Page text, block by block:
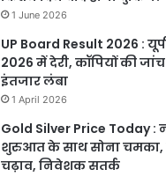
1 June 2026
UP Board Result 2026 :
2026 में देरी, कॉपियों की जांच
इंतजार लंबा
1 April 2026
Gold Silver Price Today :
शुरुआत के साथ सोना चमका,
चढ़ाव, निवेशक सतर्क